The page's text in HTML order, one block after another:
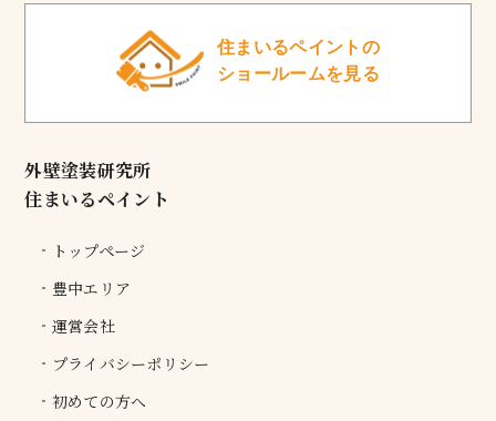
住まいるペイントの
ショールームを見る
外壁塗装研究所
住まいるペイント
トップページ
豊中エリア
運営会社
プライバシーポリシー
初めての方へ